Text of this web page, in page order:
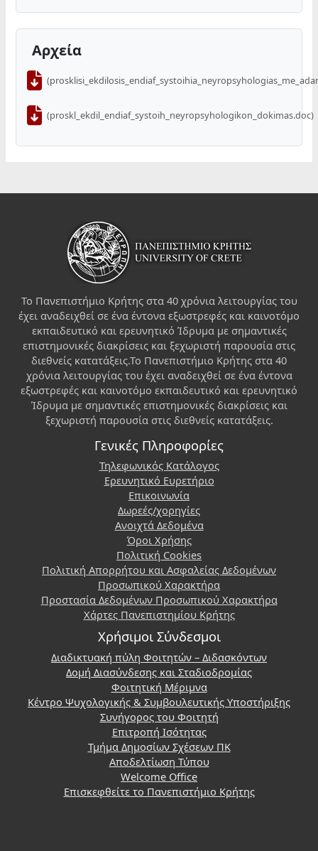
Αρχεία
(proskl_ekdil_endiaf_systoih_neyropsyhologikon_dokimas.doc)
Το Πανεπιστήμιο Κρήτης στα 40 χρόνια λειτουργίας του
έχει αναδειχθεί σε ένα έντονα εξωστρεφές και καινοτόμο
εκπαιδευτικό και ερευνητικό Ίδρυμα με σημαντικές
επιστημονικές διακρίσεις και ξεχωριστή παρουσία στις
διεθνείς κατατάξεις.Το Πανεπιστήμιο Κρήτης στα 40
χρόνια λειτουργίας του έχει αναδειχθεί σε ένα έντονα
εξωστρεφές και καινοτόμο εκπαιδευτικό και ερευνητικό
Ίδρυμα με σημαντικές επιστημονικές διακρίσεις και
ξεχωριστή παρουσία στις διεθνείς κατατάξεις.
Γενικές Πληροφορίες
Τηλεφωνικός Κατάλογος
Ερευνητικό Ευρετήριο
Επικοινωνία
Δωρεές/χορηγίες
Ανοιχτά Δεδομένα
Όροι Χρήσης
Πολιτική Cookies
Πολιτική Απορρήτου και Ασφαλείας Δεδομένων
Προσωπικού Χαρακτήρα
Προστασία Δεδομένων Προσωπικού Χαρακτήρα
Χάρτες Πανεπιστημίου Κρήτης
Χρήσιμοι Σύνδεσμοι
Διαδικτυακή πύλη Φοιτητών – Διδασκόντων
Δομή Διασύνδεσης και Σταδιοδρομίας
Φοιτητική Μέριμνα
Κέντρο Ψυχολογικής & Συμβουλευτικής Υποστήριξης
Συνήγορος του Φοιτητή
Επιτροπή Ισότητας
Τμήμα Δημοσίων Σχέσεων ΠΚ
Αποδελτίωση Τύπου
Welcome Office
Επισκεφθείτε το Πανεπιστήμιο Κρήτης